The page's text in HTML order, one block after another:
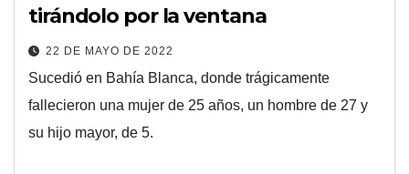
tirándolo por la ventana
22 DE MAYO DE 2022
Sucedió en Bahía Blanca, donde trágicamente
fallecieron una mujer de 25 años, un hombre de 27 y
su hijo mayor, de 5.